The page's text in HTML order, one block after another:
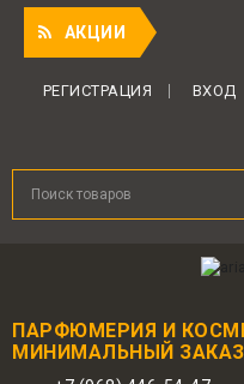
АКЦИИ
РЕГИСТРАЦИЯ
ВХОД
ПАРФЮМЕРИЯ И
МИНИМАЛЬНЫЙ ЗАКАЗ